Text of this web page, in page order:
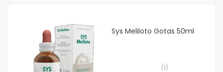
Sys Meliloto Gotas 50ml
(1)